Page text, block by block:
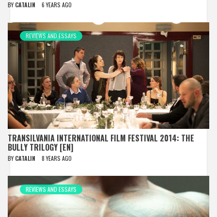
BY CATALIN 6 YEARS AGO
REVIEWS AND ESSAYS
TRANSILVANIA INTERNATIONAL FILM FESTIVAL 2014: THE
BULLY TRILOGY [EN]
BY CATALIN 8 YEARS AGO
REVIEWS AND ESSAYS